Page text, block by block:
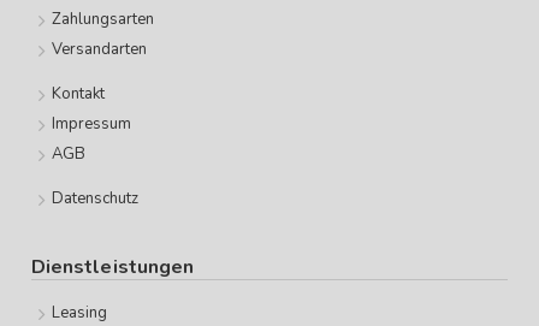
Zahlungsarten
Versandarten
Kontakt
Impressum
AGB
Datenschutz
Dienstleistungen
Leasing